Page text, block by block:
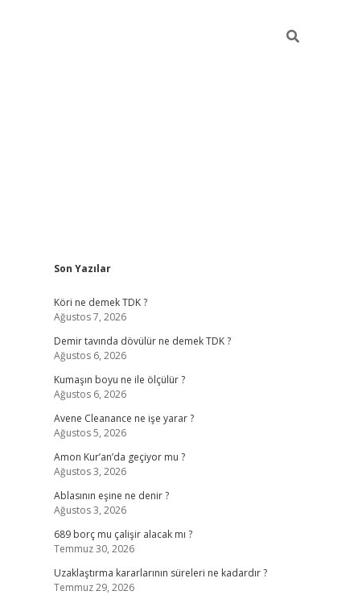
Sidebar
Son Yazılar
Köri ne demek TDK ?
Ağustos 7, 2026
Demir tavında dövülür ne demek TDK ?
Ağustos 6, 2026
Kumaşın boyu ne ile ölçülür ?
Ağustos 6, 2026
Avene Cleanance ne işe yarar ?
Ağustos 5, 2026
Amon Kur’an’da geçiyor mu ?
Ağustos 3, 2026
Ablasının eşine ne denir ?
Ağustos 3, 2026
689 borç mu çalişir alacak mı ?
Temmuz 30, 2026
Uzaklaştırma kararlarının süreleri ne kadardır ?
Temmuz 29, 2026
ilbethiltonbet